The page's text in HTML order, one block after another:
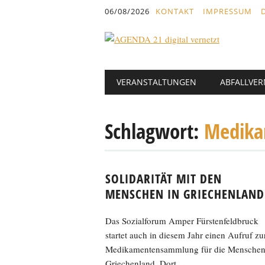
06/08/2026 KONTAKT IMPRESSUM
Hauptmenü
Abbrechen
VERANSTALTUNGEN
Schlagwort:
SOLIDARITÄT MIT DEN
MENSCHEN IN GRIECHENLAND
Das Sozialforum Amper Fürstenfeldbruck
startet auch in diesem Jahr einen Aufruf
Medikamentensammlung für die